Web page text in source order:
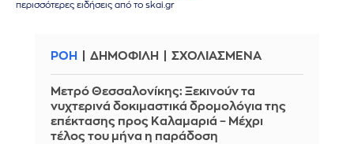
περισσότερες ειδήσεις από το skai.gr
ΡΟΗ ΔΗΜΟΦΙΛΗ ΣΧΟΛΙΑΣΜΕΝΑ
Μετρό Θεσσαλονίκης: Ξεκινούν τα
νυχτερινά δοκιμαστικά δρομολόγια της
επέκτασης προς Καλαμαριά – Μέχρι
τέλος του μήνα η παράδοση